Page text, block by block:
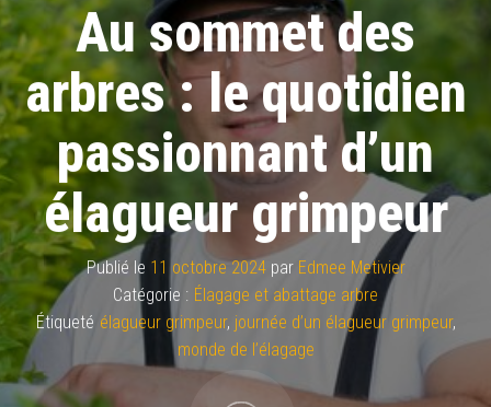
Au sommet des
arbres : le quotidien
passionnant d’un
élagueur grimpeur
Publié le 11 octobre 2024par Edmee Metivier
Catégorie : Élagage et abattage arbre
Étiqueté élagueur grimpeur, journée d’un élagueur grimpeur,
monde de l’élagage